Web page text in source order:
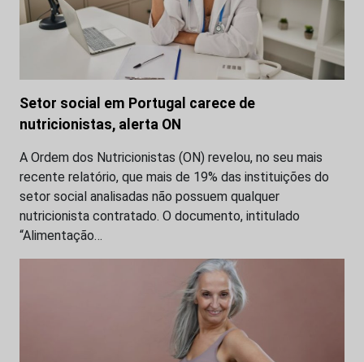
Setor social em Portugal carece de
nutricionistas, alerta ON
A Ordem dos Nutricionistas (ON) revelou, no seu mais
recente relatório, que mais de 19% das instituições do
setor social analisadas não possuem qualquer
nutricionista contratado. O documento, intitulado
“Alimentação…